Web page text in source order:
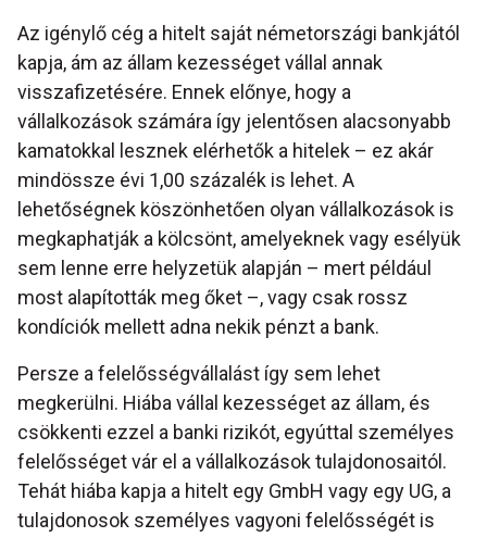
Az igénylő cég a hitelt saját németországi bankjától
kapja, ám az állam kezességet vállal annak
visszafizetésére. Ennek előnye, hogy a
vállalkozások számára így jelentősen alacsonyabb
kamatokkal lesznek elérhetők a hitelek – ez akár
mindössze évi 1,00 százalék is lehet. A
lehetőségnek köszönhetően olyan vállalkozások is
megkaphatják a kölcsönt, amelyeknek vagy esélyük
sem lenne erre helyzetük alapján – mert például
most alapították meg őket –, vagy csak rossz
kondíciók mellett adna nekik pénzt a bank.
Persze a felelősségvállalást így sem lehet
megkerülni. Hiába vállal kezességet az állam, és
csökkenti ezzel a banki rizikót, egyúttal személyes
felelősséget vár el a vállalkozások tulajdonosaitól.
Tehát hiába kapja a hitelt egy GmbH vagy egy UG, a
tulajdonosok személyes vagyoni felelősségét is